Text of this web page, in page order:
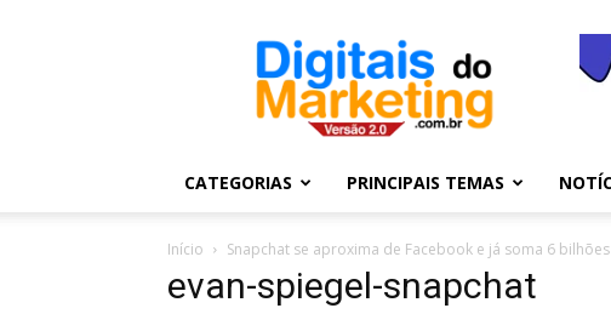
Digitais
Marketing
CATEGORIAS PRINCIPAIS TEMAS
Início Snapchat se aproxima de Facebook e já soma 6
evan-spiegel-snapchat